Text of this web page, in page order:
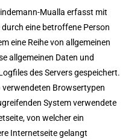
Mualla erfasst mit
eine betroffene Person
eine Reihe von allgemeinen
allgemeinen Daten und
des Servers gespeichert.
Browsertypen
System verwendete
von welcher ein
Internetseite gelangt